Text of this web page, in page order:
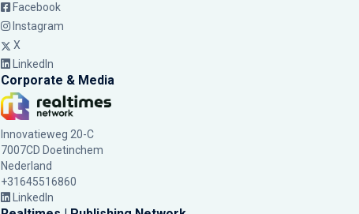
Facebook
Instagram
X
LinkedIn
Corporate & Media
Innovatieweg 20-C
7007CD Doetinchem
Nederland
+31645516860
LinkedIn